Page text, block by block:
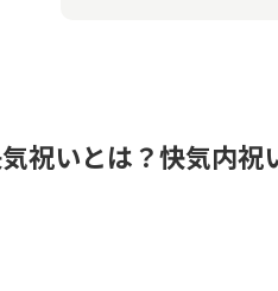
祝いとは？快気内祝